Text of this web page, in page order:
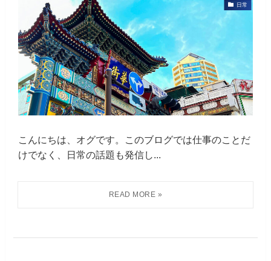
日常
こんにちは、オグです。このブログでは仕事のことだ
けでなく、日常の話題も発信し...